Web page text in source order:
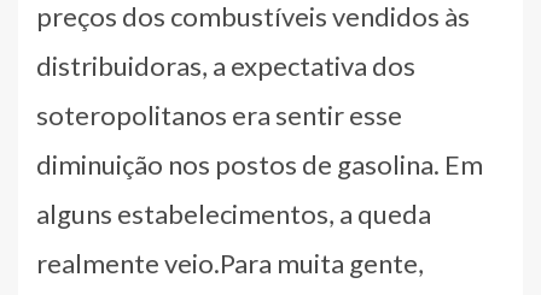
preços dos combustíveis vendidos às
distribuidoras, a expectativa dos
soteropolitanos era sentir esse
diminuição nos postos de gasolina. Em
alguns estabelecimentos, a queda
realmente veio.Para muita gente,